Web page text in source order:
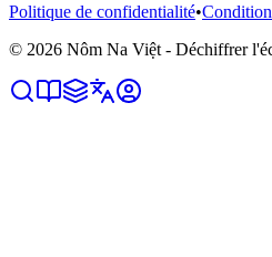
Politique de confidentialité•
© 2026 Nôm Na Việt - Déchiffrer